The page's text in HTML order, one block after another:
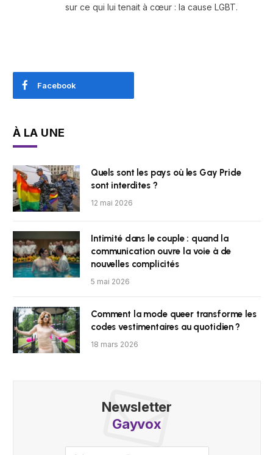
sur ce qui lui tenait à cœur : la cause LGBT.
Facebook
À LA UNE
Quels sont les pays où les Gay Pride
sont interdites ?
12 mai 2026
Intimité dans le couple : quand la
communication ouvre la voie à de
nouvelles complicités
5 mai 2026
Comment la mode queer transforme les
codes vestimentaires au quotidien ?
18 mars 2026
Newsletter
Gayvox